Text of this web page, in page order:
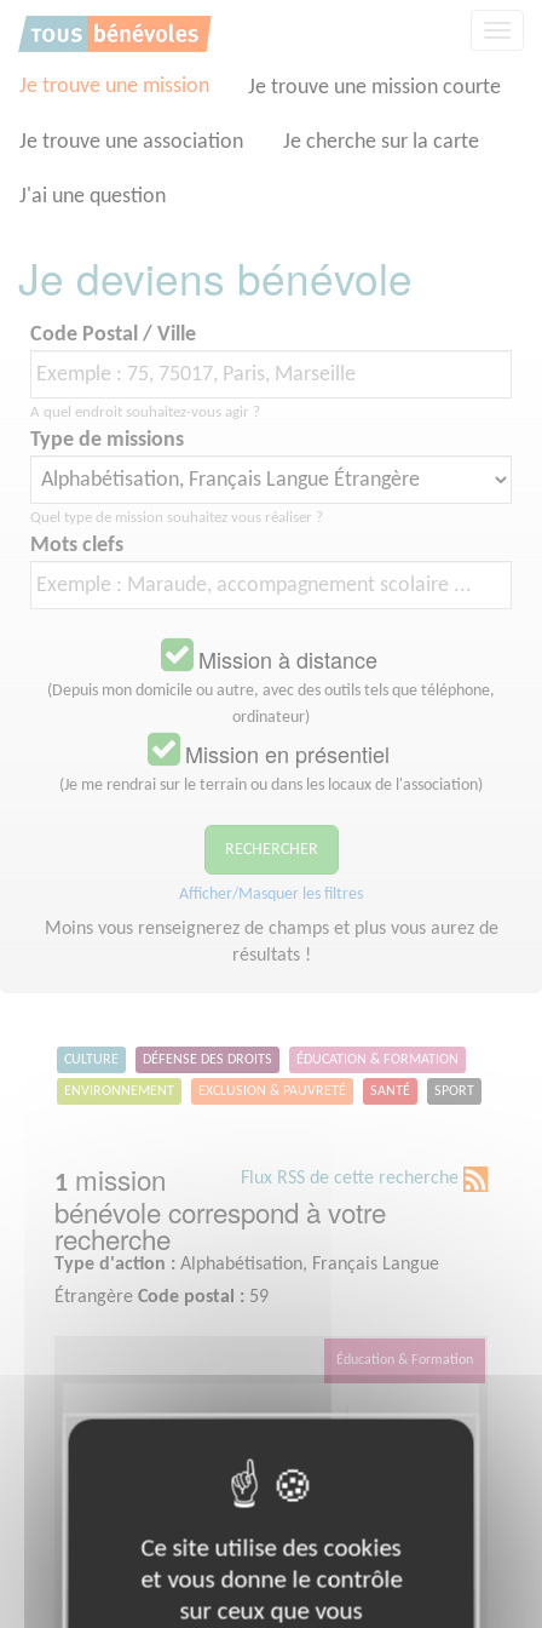
Je trouve une mission Je trouve une mission courte
Je trouve une association Je cherche sur la carte
J'ai une question
Je deviens bénévole
Code Postal / Ville
A quel endroit souhaitez-vous agir ?
Type de missions
Quel type de mission souhaitez vous réaliser ?
Mots clefs
Mission à distance
(Depuis mon domicile ou autre, avec des outils tels que téléphone,
ordinateur)
Mission en présentiel
(Je me rendrai sur le terrain ou dans les locaux de l'association)
RECHERCHER
Afficher/Masquer les filtres
Moins vous renseignerez de champs et plus vous aurez de
résultats !
CULTURE DÉFENSE DES DROITS ÉDUCATION & FORMATION
ENVIRONNEMENT EXCLUSION & PAUVRETÉ SANTÉ SPORT
Flux RSS de cette recherche
1 mission
bénévole correspond à votre
recherche
Type d'action : Alphabétisation, Français Langue
Étrangère Code postal : 59
Éducation & Formation
Panneau de gestion des cookies
Ce site utilise des cookies
et vous donne le contrôle
sur ceux que vous